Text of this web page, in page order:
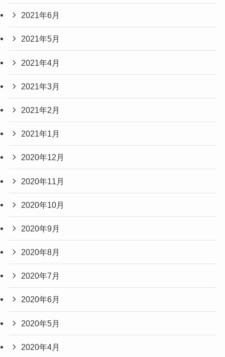
2021年6月
2021年5月
2021年4月
2021年3月
2021年2月
2021年1月
2020年12月
2020年11月
2020年10月
2020年9月
2020年8月
2020年7月
2020年6月
2020年5月
2020年4月